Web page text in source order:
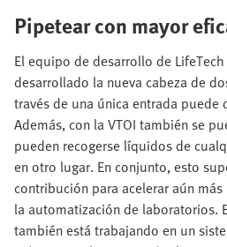
Pipetear con mayor
El equipo de desarrollo de
desarrollado la nueva cabeza de
través de una única entrada puede
Además, con la VTOI también se
pueden recogerse líquidos de
en otro lugar. En conjunto, esto
contribución para acelerar aún
la automatización de laboratorios.
también está trabajando en un